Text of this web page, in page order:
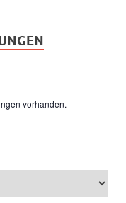
vorhanden.